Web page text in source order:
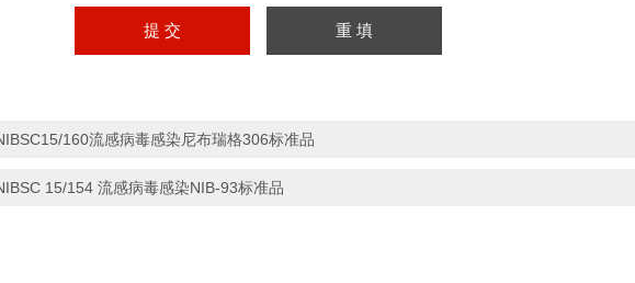
160流感病毒感染尼布瑞格306标准品
15/154 流感病毒感染NIB-93标准品